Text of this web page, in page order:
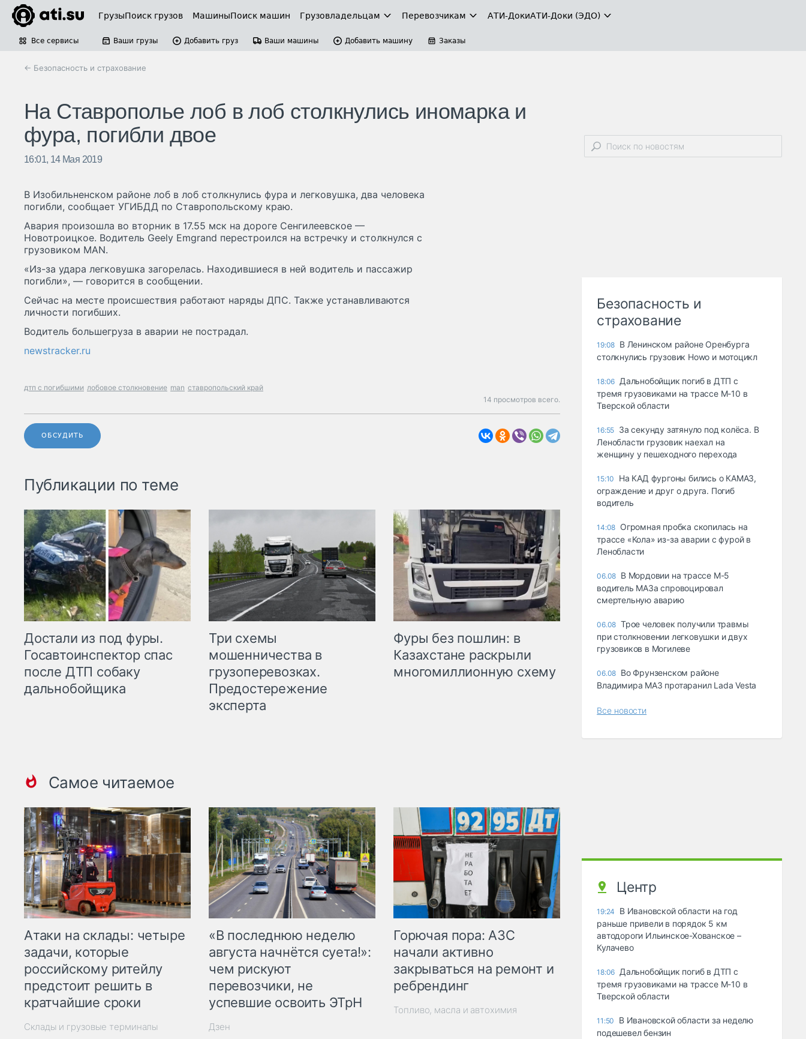
ГрузыПоиск грузов МашиныПоиск машин Грузовладельцам Перевозчикам АТИ-ДокиАТИ-Доки (ЭДО)
Все сервисы Ваши грузы Добавить груз Ваши машины Добавить машину Заказы
← Безопасность и страхование
На Ставрополье лоб в лоб столкнулись иномарка и
фура, погибли двое
16:01, 14 Мая 2019
В Изобильненском районе лоб в лоб столкнулись фура и легковушка, два человека
погибли, сообщает УГИБДД по Ставропольскому краю.
Авария произошла во вторник в 17.55 мск на дороге Сенгилеевское —
Новотроицкое. Водитель Geely Emgrand перестроился на встречку и столкнулся с
грузовиком MAN.
«Из-за удара легковушка загорелась. Находившиеся в ней водитель и пассажир
погибли», — говорится в сообщении.
Сейчас на месте происшествия работают наряды ДПС. Также устанавливаются
личности погибших.
Водитель большегруза в аварии не пострадал.
newstracker.ru
дтп с погибшими лобовое столкновение man ставропольский край
14 просмотров всего.
ОБСУДИТЬ
Публикации по теме
Достали из под фуры.
Госавтоинспектор спас
после ДТП собаку
дальнобойщика
Три схемы
мошенничества в
грузоперевозках.
Предостережение
эксперта
Фуры без пошлин: в
Казахстане раскрыли
многомиллионную схему
Самое читаемое
Атаки на склады: четыре
задачи, которые
российскому ритейлу
предстоит решить в
кратчайшие сроки
Склады и грузовые терминалы
«В последнюю неделю
августа начнётся суета!»:
чем рискуют
перевозчики, не
успевшие освоить ЭТрН
Дзен
Горючая пора: АЗС
начали активно
закрываться на ремонт и
ребрендинг
Топливо, масла и автохимия
Безопасность и
страхование
19:08 В Ленинском районе Оренбурга
столкнулись грузовик Howo и мотоцикл
18:06 Дальнобойщик погиб в ДТП с
тремя грузовиками на трассе М-10 в
Тверской области
16:55 За секунду затянуло под колёса. В
Ленобласти грузовик наехал на
женщину у пешеходного перехода
15:10
На КАД фургоны бились о КАМАЗ,
ограждение и друг о друга. Погиб
водитель
14:08 Огромная пробка скопилась на
трассе «Кола» из-за аварии с фурой в
Ленобласти
06.08 В Мордовии на трассе М-5
водитель МАЗа спровоцировал
смертельную аварию
06.08 Трое человек получили травмы
при столкновении легковушки и двух
грузовиков в Могилеве
06.08 Во Фрунзенском районе
Владимира МАЗ протаранил Lada Vesta
Все новости
Центр
19:24
В Ивановской области на год
раньше привели в порядок 5 км
автодороги Ильинское-Хованское –
Кулачево
18:06 Дальнобойщик погиб в ДТП с
тремя грузовиками на трассе М-10 в
Тверской области
11:50
В Ивановской области за неделю
подешевел бензин